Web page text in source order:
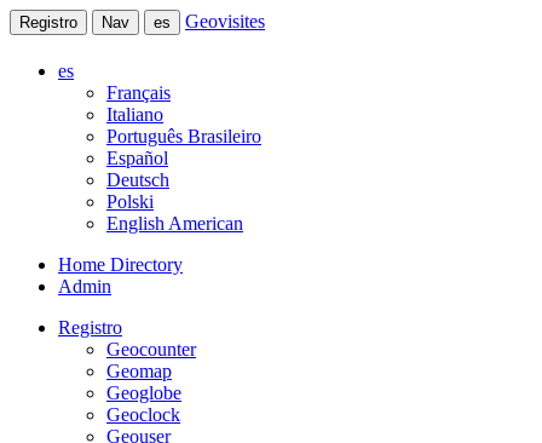
Registro Nav es Geovisites
es
Français
Italiano
Português Brasileiro
Español
Deutsch
Polski
English American
Home Directory
Admin
Registro
Geocounter
Geomap
Geoglobe
Geoclock
Geouser